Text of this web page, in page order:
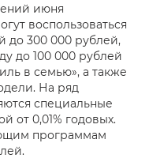
июня
воспользоваться
до 300 000 рублей,
до 100 000 рублей
в семью», а также
На ряд
специальные
от 0,01% годовых.
программам